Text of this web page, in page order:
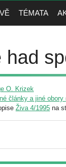
TÉMATA
had
O. Krizek
články a jiné
Živa 4/1995 na